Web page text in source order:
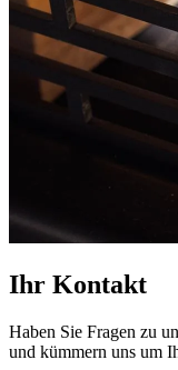
Ihr Kontakt
Haben Sie Fragen zu
und kümmern uns um